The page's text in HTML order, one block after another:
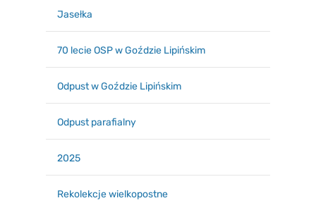
Jasełka
70 lecie OSP w Goździe Lipińskim
Odpust w Goździe Lipińskim
Odpust parafialny
2025
Rekolekcje wielkopostne